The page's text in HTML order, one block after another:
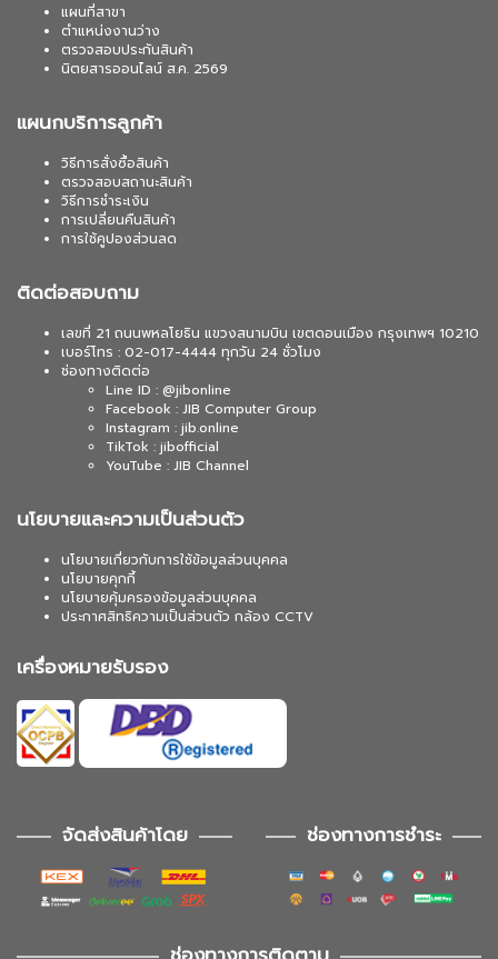
แผนที่สาขา
ตำแหน่งงานว่าง
ตรวจสอบประกันสินค้า
นิตยสารออนไลน์ ส.ค. 2569
แผนกบริการลูกค้า
วิธีการสั่งซื้อสินค้า
ตรวจสอบสถานะสินค้า
วิธีการชำระเงิน
การเปลี่ยนคืนสินค้า
การใช้คูปองส่วนลด
ติดต่อสอบถาม
เลขที่ 21 ถนนพหลโยธิน แขวงสนามบิน เขตดอนเมือง กรุงเทพฯ 10210
เบอร์โทร : 02-017-4444 ทุกวัน 24 ชั่วโมง
ช่องทางติดต่อ
Line ID : @jibonline
Facebook : JIB Computer Group
Instagram : jib.online
TikTok : jibofficial
YouTube : JIB Channel
นโยบายและความเป็นส่วนตัว
นโยบายเกี่ยวกับการใช้ข้อมูลส่วนบุคคล
นโยบายคุกกี้
นโยบายคุ้มครองข้อมูลส่วนบุคคล
ประกาศสิทธิความเป็นส่วนตัว กล้อง CCTV
เครื่องหมายรับรอง
จัดส่งสินค้าโดย ช่องทางการชำระ